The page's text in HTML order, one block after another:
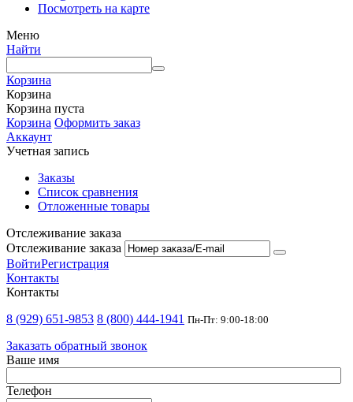
Посмотреть на карте
Меню
Найти
Корзина
Корзина
Корзина пуста
Корзина Оформить заказ
Аккаунт
Учетная запись
Заказы
Список сравнения
Отложенные товары
Отслеживание заказа
Отслеживание заказа
ВойтиРегистрация
Контакты
Контакты
8 (929) 651-9853 8 (800) 444-1941 Пн-Пт: 9:00-18:00
Заказать обратный звонок
Ваше имя
Телефон